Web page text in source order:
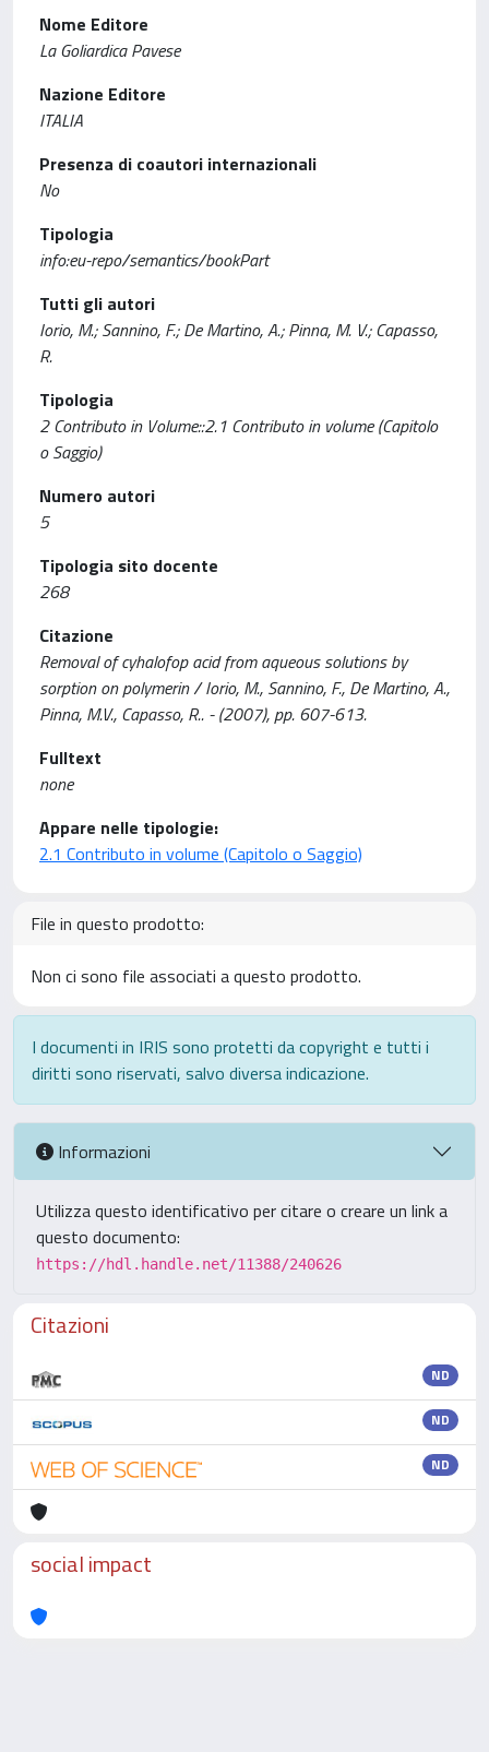
Nome Editore
La Goliardica Pavese
Nazione Editore
ITALIA
Presenza di coautori internazionali
No
Tipologia
info:eu-repo/semantics/bookPart
Tutti gli autori
Iorio, M.; Sannino, F.; De Martino, A.; Pinna, M. V.; Capasso,
R.
Tipologia
2 Contributo in Volume::2.1 Contributo in volume (Capitolo
o Saggio)
Numero autori
5
Tipologia sito docente
268
Citazione
Removal of cyhalofop acid from aqueous solutions by
sorption on polymerin / Iorio, M., Sannino, F., De Martino, A.,
Pinna, M.V., Capasso, R.. - (2007), pp. 607-613.
Fulltext
none
Appare nelle tipologie:
2.1 Contributo in volume (Capitolo o Saggio)
File in questo prodotto:
Non ci sono file associati a questo prodotto.
I documenti in IRIS sono protetti da copyright e tutti i
diritti sono riservati, salvo diversa indicazione.
Informazioni
Utilizza questo identificativo per citare o creare un link a
questo documento:
https://hdl.handle.net/11388/240626
Citazioni
ND
ND
ND
social impact